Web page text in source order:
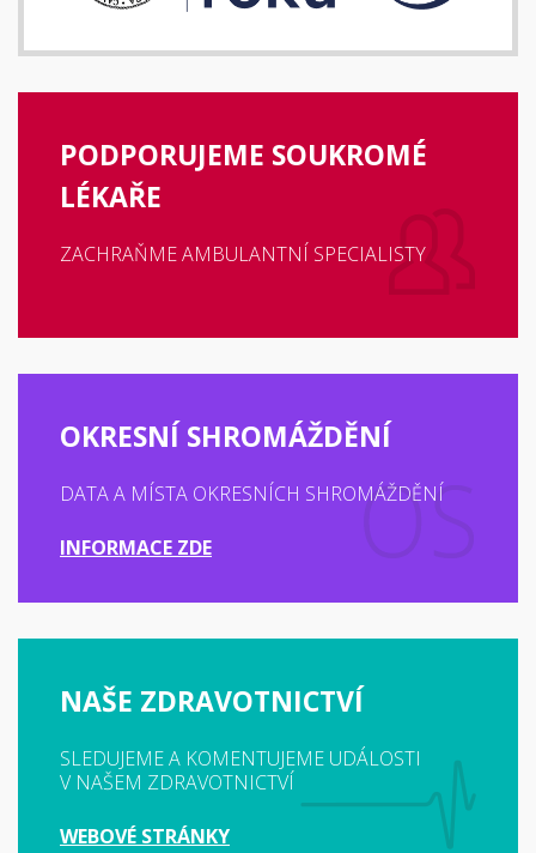
PODPORUJEME SOUKROMÉ
LÉKAŘE
ZACHRAŇME AMBULANTNÍ SPECIALISTY
OKRESNÍ SHROMÁŽDĚNÍ
DATA A MÍSTA OKRESNÍCH SHROMÁŽDĚNÍ
INFORMACE ZDE
NAŠE ZDRAVOTNICTVÍ
SLEDUJEME A KOMENTUJEME UDÁLOSTI
V NAŠEM ZDRAVOTNICTVÍ
WEBOVÉ STRÁNKY